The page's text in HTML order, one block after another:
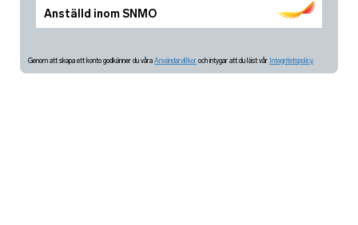
Anställd inom SNMO
Genom att skapa ett konto godkänner du våra Användarvillkor och intygar att du läst vår Integritetspolicy.